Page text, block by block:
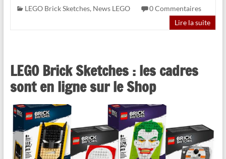
LEGO Brick Sketches, News LEGO
0 Commentaires
Lire la suite
LEGO Brick Sketches : les cadres
sont en ligne sur le Shop